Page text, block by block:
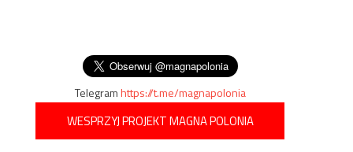
Telegramhttps://t.me/magnapolonia
WESPRZYJ PROJEKT MAGNA POLONIA